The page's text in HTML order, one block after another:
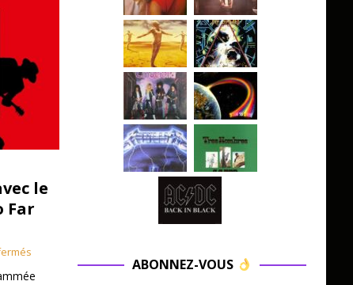
le
Far
ABONNEZ-VOUS